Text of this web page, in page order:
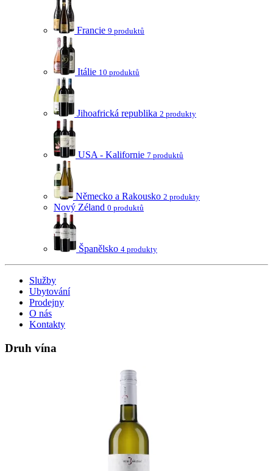
Francie 9 produktů
Itálie 10 produktů
Jihoafrická republika 2 produkty
USA - Kalifornie 7 produktů
Německo a Rakousko 2 produkty
Nový Zéland 0 produktů
Španělsko 4 produkty
Služby
Ubytování
Prodejny
O nás
Kontakty
Druh vína